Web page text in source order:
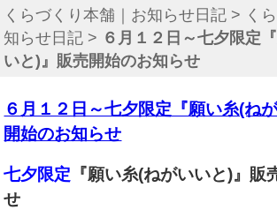
くらづくり本舗｜お知らせ日記 > く
知らせ日記 > ６月１２日～七夕限定
いと)』販売開始のお知らせ
６月１２日～七夕限定『願い糸(ね
開始のお知らせ
七夕限定 『願い糸(ねがいいと)』 販
せ